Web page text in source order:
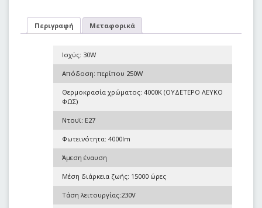
Περιγραφή Μεταφορικά
Ισχύς: 30W
Απόδοση: περίπου 250W
Θερμοκρασία χρώματος: 4000K (ΟΥΔΕΤΕΡΟ ΛΕΥΚΟ
ΦΩΣ)
Ντουϊ: E27
Φωτεινότητα: 4000lm
Άμεση έναυση
Μέση διάρκεια ζωής: 15000 ώρες
Τάση λειτουργίας:230V